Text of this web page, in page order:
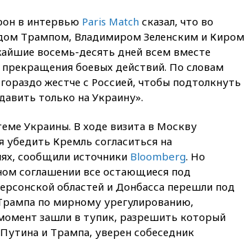
вчера, 21:35 «Аэрофлот»
отменяет часть рейсов в Сочи
и Геленджик
вчера, 21:25Руслан Терновой
выиграл золото чемпионата
Европы в прыжках с 10-
вчера, 21:10 РФ не получала
обращений о прекращении
концессии строительства ж/д
в Армении
вчера, 21:00 В России вновь
обсуждают эксперимент по
онлайн-продаже алкоголя
в интервью Paris Match сказал, что во
Трампом, Владимиром Зеленским и Киром
восемь-десять дней всем вместе
боевых действий. По словам
жестче с Россией, чтобы подтолкнуть
только на Украину».
Украины. В ходе визита в Москву
Кремль согласиться на
сообщили источники Bloomberg. Но
соглашении все остающиеся под
областей и Донбасса перешли под
по мирному урегулированию,
зашли в тупик, разрешить который
и Трампа, уверен собеседник